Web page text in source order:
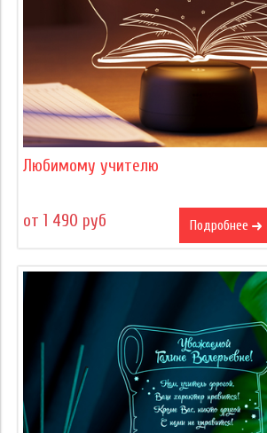
Любимому учителю
от 1 490 руб Подробнее